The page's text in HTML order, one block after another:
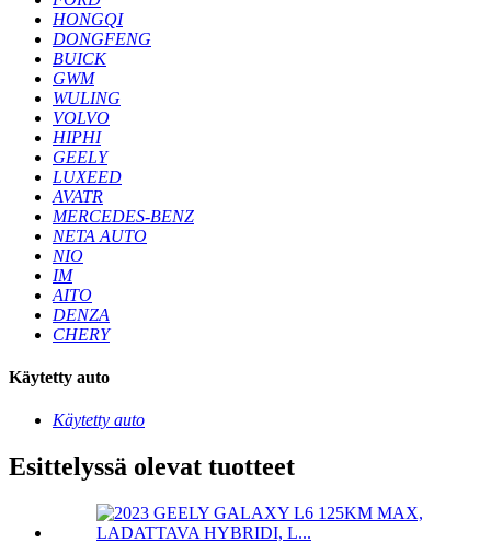
HONGQI
DONGFENG
BUICK
GWM
WULING
VOLVO
HIPHI
GEELY
LUXEED
AVATR
MERCEDES-BENZ
NETA AUTO
NIO
IM
AITO
DENZA
CHERY
Käytetty auto
Käytetty auto
Esittelyssä olevat tuotteet